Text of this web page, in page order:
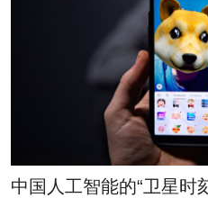
开通陆路与海路货运服
务，可以帮助我们打开最
具可持续性发展潜力的市
场：发展中国家。在许多
发展中国家，包括金砖四
国（巴西、俄罗斯、印度
和中国），中产阶级正在
中国人工智能的“卫星时